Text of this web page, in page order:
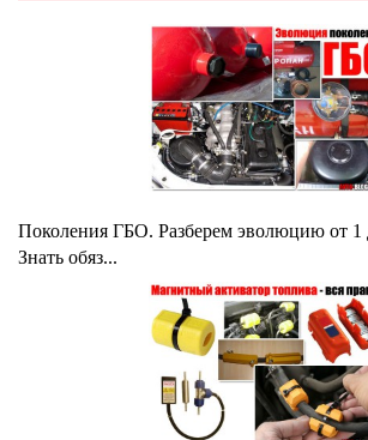
Поколения ГБО. Разберем эволюцию от 1
Знать обяз...